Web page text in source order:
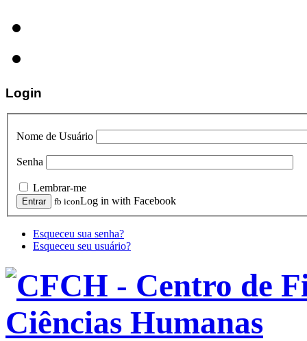
Login
Nome de Usuário
Senha
Lembrar-me
fb iconLog in with Facebook
Esqueceu sua senha?
Esqueceu seu usuário?